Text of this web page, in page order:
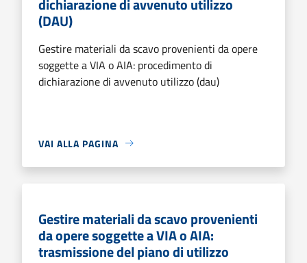
(DAU)
Gestire materiali da scavo provenienti da opere
soggette a VIA o AIA: procedimento di
dichiarazione di avvenuto utilizzo (dau)
VAI ALLA PAGINA
Gestire materiali da scavo provenienti
da opere soggette a VIA o AIA:
trasmissione del piano di utilizzo